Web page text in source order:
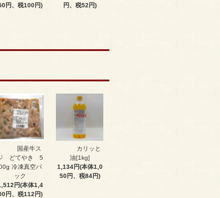
円、税100円)
円、税52円)
国産牛ス
どてやき 5
冷凍真空パ
ック
円(本体1,4
円、税112円)
カリッと
油[1kg]
1,134円(本体1,0
50円、税84円)